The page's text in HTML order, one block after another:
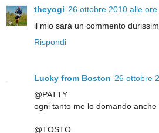
theyogi 26 ottobre 2010 alle ore
il mio sarà un commento
Rispondi
Lucky from Boston 26 ottobre
@PATTY
ogni tanto me lo domando anche
@TOSTO